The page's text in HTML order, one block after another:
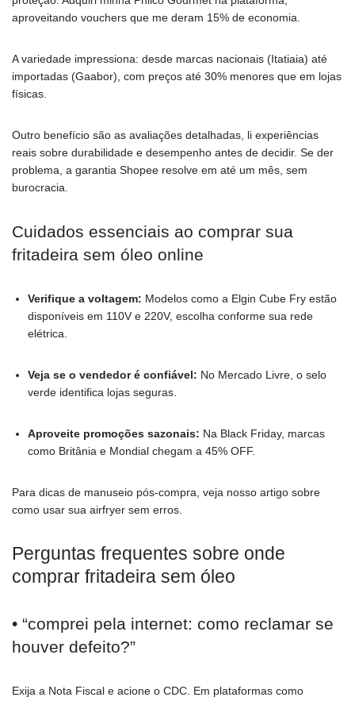
aproveitando vouchers que me deram 15% de economia.
A variedade impressiona: desde marcas nacionais (Itatiaia) até
importadas (Gaabor), com preços até 30% menores que em lojas
físicas.
Outro benefício são as avaliações detalhadas, li experiências
reais sobre durabilidade e desempenho antes de decidir. Se der
problema, a garantia Shopee resolve em até um mês, sem
burocracia.
Cuidados essenciais ao comprar sua
fritadeira sem óleo online
Verifique a voltagem: Modelos como a Elgin Cube Fry estão
disponíveis em 110V e 220V, escolha conforme sua rede
elétrica.
Veja se o vendedor é confiável: No Mercado Livre, o selo
verde identifica lojas seguras.
Aproveite promoções sazonais: Na Black Friday, marcas
como Britânia e Mondial chegam a 45% OFF.
Para dicas de manuseio pós-compra, veja nosso artigo sobre
como usar sua airfryer sem erros.
Perguntas frequentes sobre onde
comprar fritadeira sem óleo
• “comprei pela internet: como reclamar se
houver defeito?”
Exija a Nota Fiscal e acione o CDC. Em plataformas como